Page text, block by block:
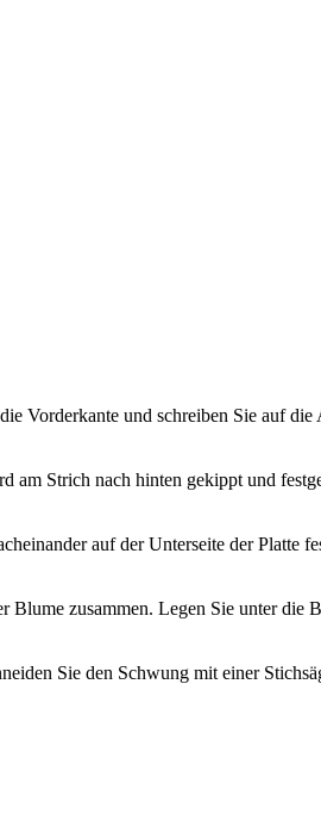
Vorderkante und schreiben Sie auf
am Strich nach hinten gekippt und
auf der Unterseite der Platte
zusammen. Legen Sie unter die
Sie den Schwung mit einer